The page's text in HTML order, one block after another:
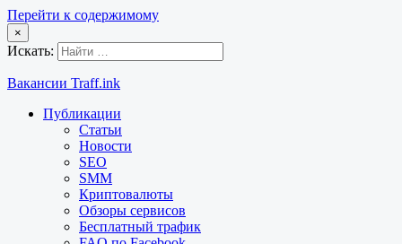
Перейти к содержимому
×
Искать:
Вакансии Traff.ink
Публикации
Статьи
Новости
SEO
SMM
Криптовалюты
Обзоры сервисов
Бесплатный трафик